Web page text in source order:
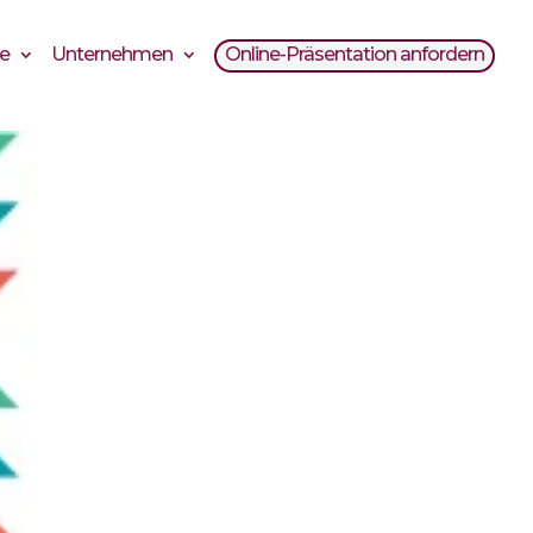
Unternehmen Online-Präsentation anfordern